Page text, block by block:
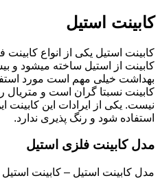
کابینت استیل
کابینت استیل یکی از انواع
کابینت از استیل ساخته میشود و
بهداشت خیلی مهم است مورد
کابینت نسبتا گران است و متریال
نیست. یکی از ایرادات این کابینت
استفاده شود و رنگ پذیری ندارد.
مدل کابینت فلزی استیل
مدل کابینت استیل – کابینت